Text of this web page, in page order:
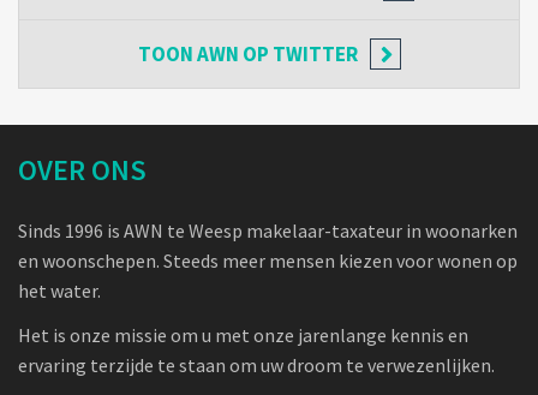
TOONAWN OP TWITTER
OVER ONS
Sinds 1996 is AWN te Weesp makelaar-taxateur in woonarken
en woonschepen. Steeds meer mensen kiezen voor wonen op
het water.
Het is onze missie om u met onze jarenlange kennis en
ervaring terzijde te staan om uw droom te verwezenlijken.